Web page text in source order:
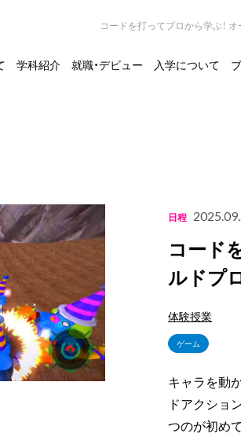
学科紹介 就職・デビュー 入学について
コードを打ってプロから学ぶ！
日程
コード
ルドプ
体験授業
ゲーム
キャラを動
ドアクショ
つのが初め